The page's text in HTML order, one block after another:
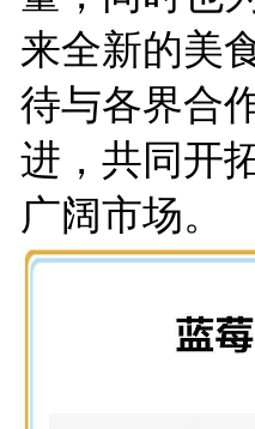
来全新的美
待与各界合
进，共同开
广阔市场。